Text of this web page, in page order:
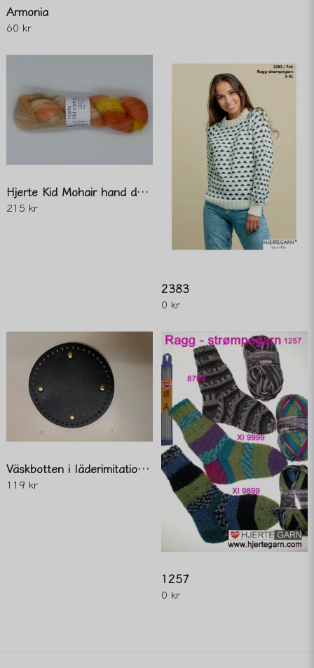
Armonia
60 kr
Hjerte Kid Mohair hand dyed
215 kr
2383
0 kr
Väskbotten i läderimitation. rund 15cm svart
119 kr
1257
0 kr
Skicka fråga